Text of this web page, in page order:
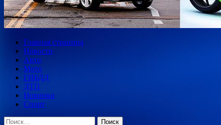
Главная страница
Новости
Авто
Мото
ГИБДД
ДТП
Новинки
Спорт
Найти: